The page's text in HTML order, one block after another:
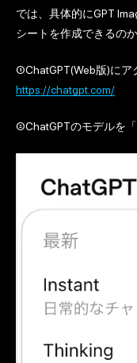
では、具体的にGPT
シートを作成できるの
①ChatGPT(Web版)にア
https://chatgpt.com/
②ChatGPTのモデルを